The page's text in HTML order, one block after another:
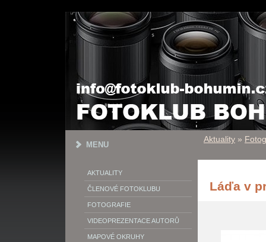
MENU
AKTUALITY
ČLENOVÉ FOTOKLUBU
FOTOGRAFIE
VIDEOPREZENTACE AUTORŮ
MAPOVÉ OKRUHY
Aktuality »
Láďa v